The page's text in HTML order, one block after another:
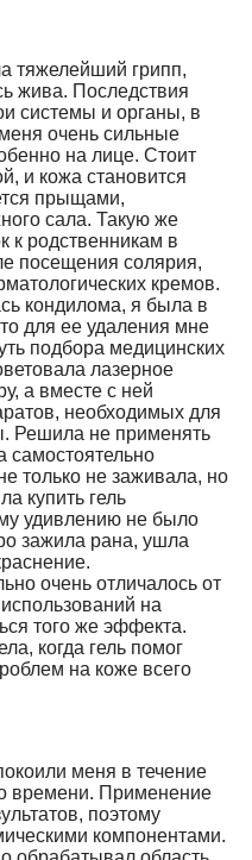
тяжелейший грипп,
жива. Последствия
системы и органы, в
очень сильные
на лице. Стоит
и кожа становится
прыщами,
сала. Такую же
к родственникам в
посещения солярия,
кремов.
кондилома, я была в
для ее удаления мне
подбора медицинских
лазерное
а вместе с ней
необходимых для
Решила не применять
самостоятельно
только не заживала, но
купить гель
удивлению не было
зажила рана, ушла
очень отличалось от
на
того же эффекта.
когда гель помог
на коже всего
меня в течение
времени. Применение
поэтому
компонентами.